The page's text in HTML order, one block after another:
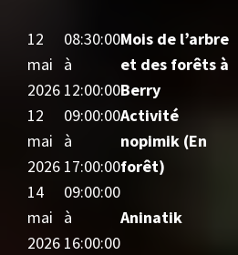
12
mai
2026
08:30:00
à
12:00:00
Mois de l’arbre
et des forêts à
Berry
12
mai
2026
09:00:00
à
17:00:00
Activité
nopimik (En
forêt)
14
mai
2026
09:00:00
à
16:00:00
Aninatik